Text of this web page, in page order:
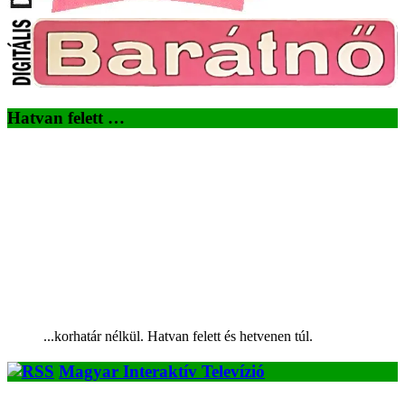
Hatvan felett …
...korhatár nélkül. Hatvan felett és hetvenen túl.
Magyar Interaktív Televízió